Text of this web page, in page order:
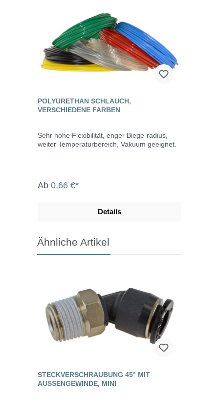
POLYURETHAN SCHLAUCH,
VERSCHIEDENE FARBEN
Sehr hohe Flexibilität, enger Biege-radius,
weiter Temperaturbereich, Vakuum geeignet.
Ab 0,66 €*
Details
Ähnliche Artikel
STECKVERSCHRAUBUNG 45° MIT
AUSSENGEWINDE, MINI